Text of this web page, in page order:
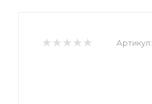
Артикул: